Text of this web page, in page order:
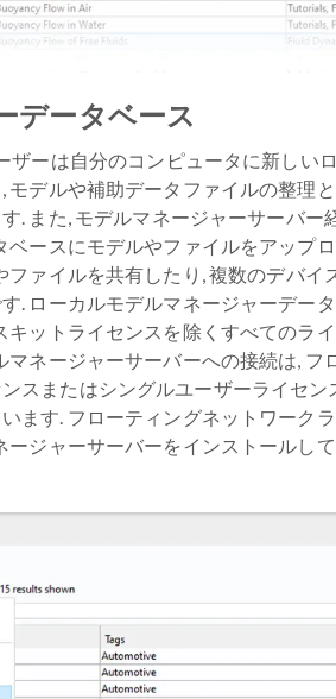
データベース
ザーは自分のコンピュータに新しい
モデルや補助データファイルの整理
. また, モデルマネージャーサーバー
ベースにモデルやファイルをアップ
ファイルを共有したり, 複数のデバイ
. ローカルモデルマネージャーデー
キットライセンスを除くすべてのラ
マネージャーサーバーへの接続は, フ
スまたはシングルユーザーライセン
ます. フローティングネットワーク
ージャーサーバーをインストールし